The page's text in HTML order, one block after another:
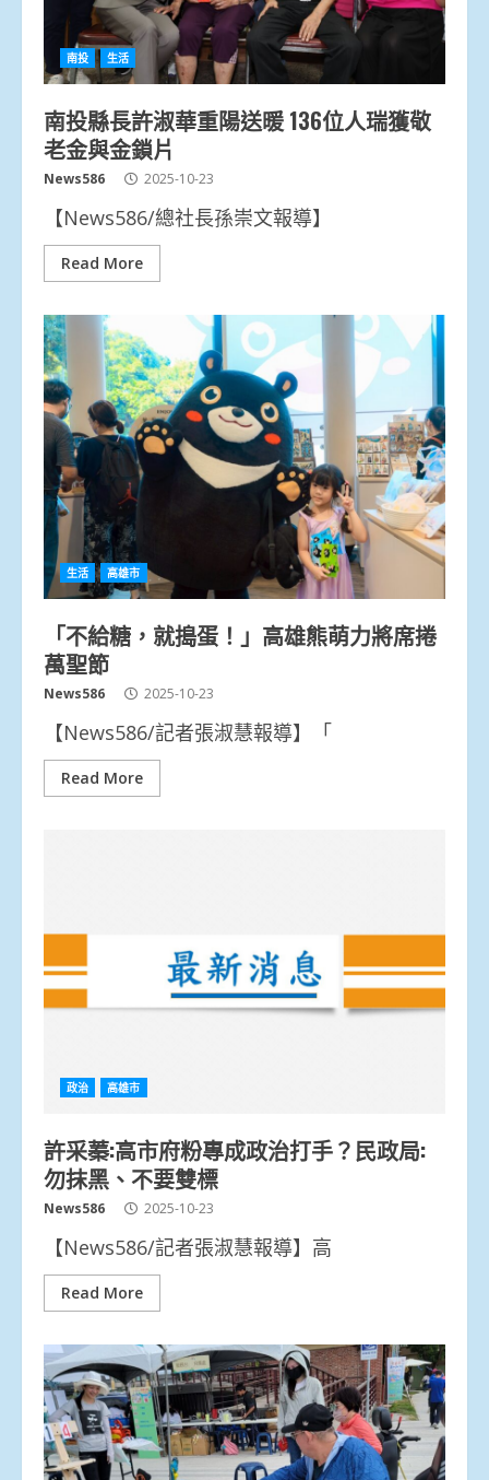
南投 生活
南投縣長許淑華重陽送暖 136位人瑞獲敬
老金與金鎖片
News586 2025-10-23
【News586/總社長孫崇文報導】
Read More
生活 高雄市
「不給糖，就搗蛋！」高雄熊萌力將席捲
萬聖節
News586 2025-10-23
【News586/記者張淑慧報導】「
Read More
政治 高雄市
許采蓁:高市府粉專成政治打手？民政局:
勿抹黑、不要雙標
News586 2025-10-23
【News586/記者張淑慧報導】高
Read More